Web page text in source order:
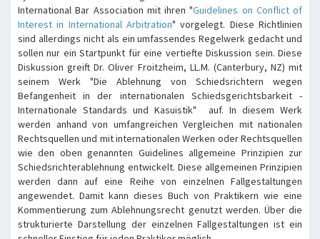
International Bar Association mit ihren "Guidelines on Conflict of
Interest in International Arbitration" vorgelegt. Diese Richtlinien
sind allerdings nicht als ein umfassendes Regelwerk gedacht und
sollen nur ein Startpunkt für eine vertiefte Diskussion sein. Diese
Diskussion greift Dr. Oliver Froitzheim, LL.M. (Canterbury, NZ) mit
seinem Werk "Die Ablehnung von Schiedsrichtern wegen
Befangenheit in der internationalen Schiedsgerichtsbarkeit -
Internationale Standards und Kasuistik" auf. In diesem Werk
werden anhand von umfangreichen Vergleichen mit nationalen
Rechtsquellen und mit internationalen Werken oder Rechtsquellen
wie den oben genannten Guidelines allgemeine Prinzipien zur
Schiedsrichterablehnung entwickelt. Diese allgemeinen Prinzipien
werden dann auf eine Reihe von einzelnen Fallgestaltungen
angewendet. Damit kann dieses Buch von Praktikern wie eine
Kommentierung zum Ablehnungsrecht genutzt werden. Über die
strukturierte Darstellung der einzelnen Fallgestaltungen ist ein